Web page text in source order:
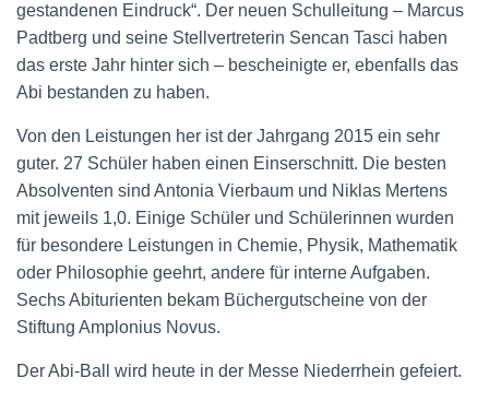
gestandenen Eindruck“. Der neuen Schulleitung – Marcus
Padtberg und seine Stellvertreterin Sencan Tasci haben
das erste Jahr hinter sich – bescheinigte er, ebenfalls das
Abi bestanden zu haben.
Von den Leistungen her ist der Jahrgang 2015 ein sehr
guter. 27 Schüler haben einen Einserschnitt. Die besten
Absolventen sind Antonia Vierbaum und Niklas Mertens
mit jeweils 1,0. Einige Schüler und Schülerinnen wurden
für besondere Leistungen in Chemie, Physik, Mathematik
oder Philosophie geehrt, andere für interne Aufgaben.
Sechs Abiturienten bekam Büchergutscheine von der
Stiftung Amplonius Novus.
Der Abi-Ball wird heute in der Messe Niederrhein gefeiert.